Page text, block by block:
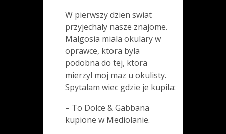
W pierwszy dzien swiat
przyjechaly nasze znajome.
Malgosia miala okulary w
oprawce, ktora byla
podobna do tej, ktora
mierzyl moj maz u okulisty.
Spytalam wiec gdzie je kupila:
– To Dolce & Gabbana
kupione w Mediolanie.